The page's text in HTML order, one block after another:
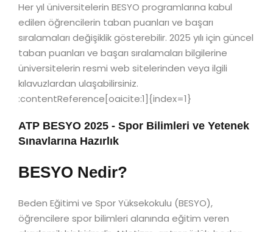
Her yıl üniversitelerin BESYO programlarına kabul
edilen öğrencilerin taban puanları ve başarı
sıralamaları değişiklik gösterebilir. 2025 yılı için güncel
taban puanları ve başarı sıralamaları bilgilerine
üniversitelerin resmi web sitelerinden veya ilgili
kılavuzlardan ulaşabilirsiniz.
:contentReference[oaicite:1]{index=1}
ATP BESYO 2025 - Spor Bilimleri ve Yetenek
Sınavlarına Hazırlık
BESYO Nedir?
Beden Eğitimi ve Spor Yüksekokulu (BESYO),
öğrencilere spor bilimleri alanında eğitim veren